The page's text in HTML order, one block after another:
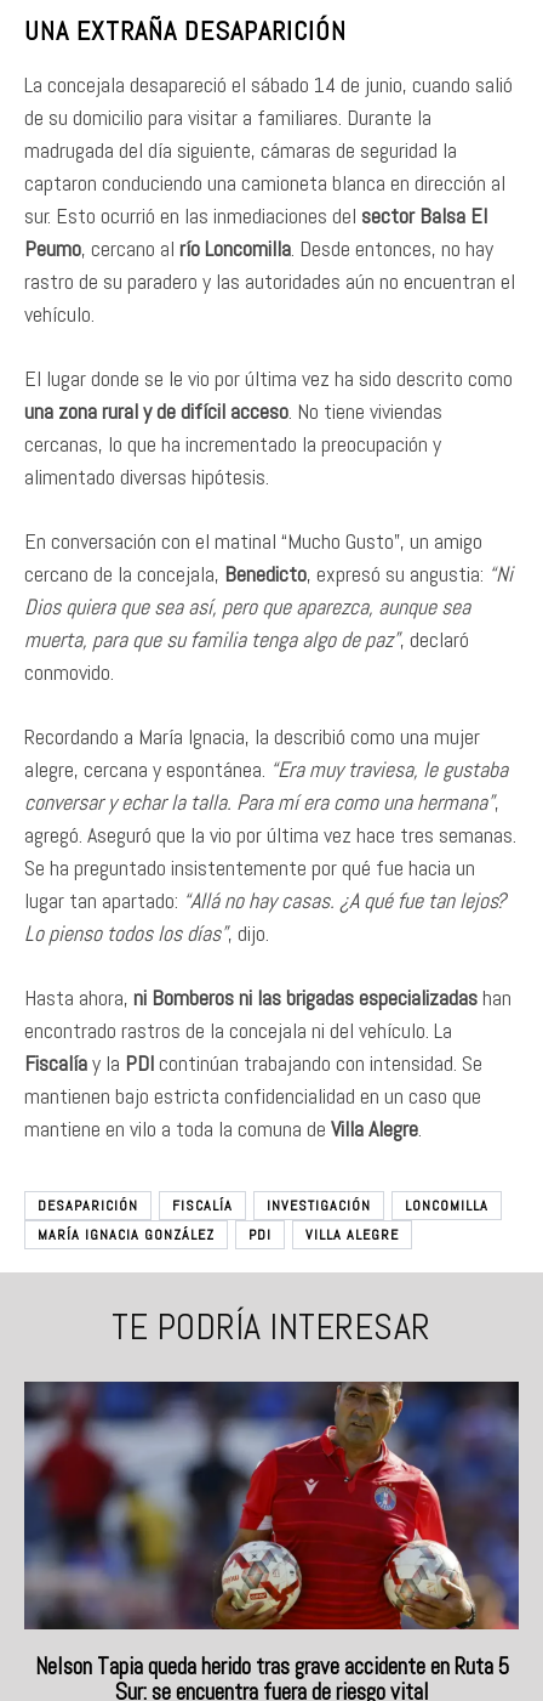
UNA EXTRAÑA DESAPARICIÓN
La concejala desapareció el sábado 14 de junio, cuando salió
de su domicilio para visitar a familiares. Durante la
madrugada del día siguiente, cámaras de seguridad la
captaron conduciendo una camioneta blanca en dirección al
sur. Esto ocurrió en las inmediaciones del sector Balsa El
Peumo, cercano al río Loncomilla. Desde entonces, no hay
rastro de su paradero y las autoridades aún no encuentran el
vehículo.
El lugar donde se le vio por última vez ha sido descrito como
una zona rural y de difícil acceso. No tiene viviendas
cercanas, lo que ha incrementado la preocupación y
alimentado diversas hipótesis.
En conversación con el matinal “Mucho Gusto”, un amigo
cercano de la concejala, Benedicto, expresó su angustia: “Ni
Dios quiera que sea así, pero que aparezca, aunque sea
muerta, para que su familia tenga algo de paz”, declaró
conmovido.
Recordando a María Ignacia, la describió como una mujer
alegre, cercana y espontánea. “Era muy traviesa, le gustaba
conversar y echar la talla. Para mí era como una hermana”,
agregó. Aseguró que la vio por última vez hace tres semanas.
Se ha preguntado insistentemente por qué fue hacia un
lugar tan apartado: “Allá no hay casas. ¿A qué fue tan lejos?
Lo pienso todos los días”, dijo.
Hasta ahora, ni Bomberos ni las brigadas especializadashan
encontrado rastros de la concejala ni del vehículo. La
Fiscalíay la PDIcontinúan trabajando con intensidad. Se
mantienen bajo estricta confidencialidad en un caso que
mantiene en vilo a toda la comuna de Villa Alegre.
DESAPARICIÓN FISCALÍA INVESTIGACIÓN
LONCOMILLA
MARÍA IGNACIA GONZÁLEZ
PDI VILLA ALEGRE
TE PODRÍA INTERESAR
Nelson Tapia queda herido tras grave accidente en Ruta 5
Sur: se encuentra fuera de riesgo vital